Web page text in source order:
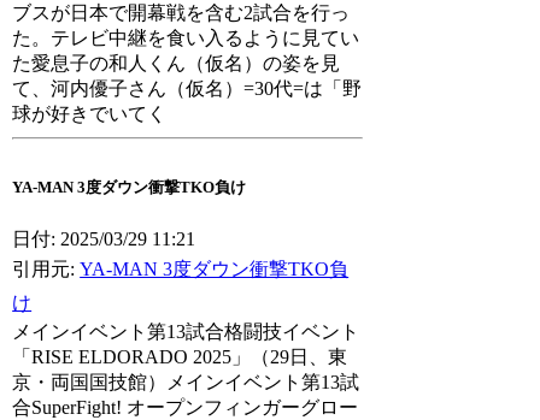
ブスが日本で開幕戦を含む2試合を行っ
た。テレビ中継を食い入るように見てい
た愛息子の和人くん（仮名）の姿を見
て、河内優子さん（仮名）=30代=は「野
球が好きでいてく
YA-MAN 3度ダウン衝撃TKO負け
日付: 2025/03/29 11:21
引用元:YA-MAN 3度ダウン衝撃TKO負
け
メインイベント第13試合格闘技イベント
「RISE ELDORADO 2025」（29日、東
京・両国国技館）メインイベント第13試
合SuperFight! オープンフィンガーグロー